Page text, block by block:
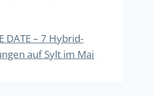
DATE – 7 Hybrid-
auf Sylt im Mai